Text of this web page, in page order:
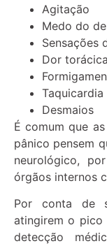
Agitação
Medo do
Sensações
Dor torácica
Desmaios
É comum que
pânico pensem
neurológico,
órgãos internos
Por conta de
atingirem o pico
detecção